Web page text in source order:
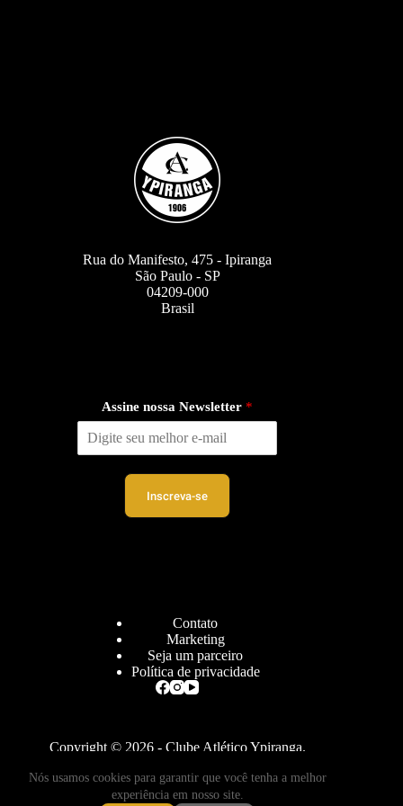
Nós usamos cookies para garantir que você tenha a melhor
experiência em nosso site.
Rua do Manifesto, 475 - Ipiranga
São Paulo - SP
04209-000
Brasil
Assine nossa Newsletter *
Inscreva-se
Contato
Marketing
Seja um parceiro
Política de privacidade
Copyright © 2026 - Clube Atlético Ypiranga.